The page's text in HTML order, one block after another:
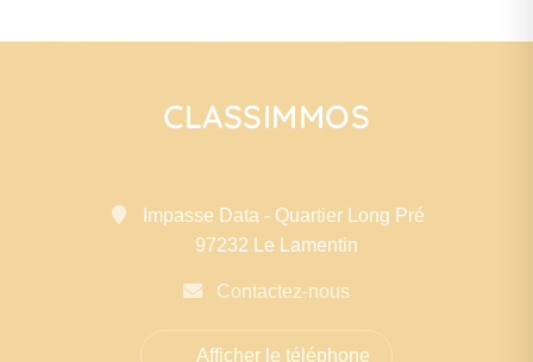
CLASSIMMOS
Impasse Data - Quartier Long Pré
97232 Le Lamentin
Contactez-nous
Afficher le téléphone